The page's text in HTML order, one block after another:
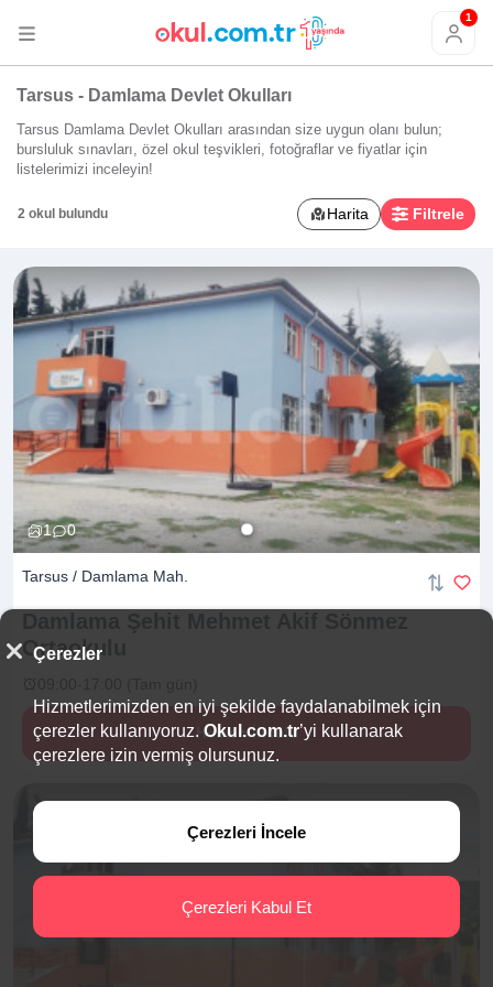
1
Tarsus - Damlama Devlet Okulları
Tarsus Damlama Devlet Okulları arasından size uygun olanı bulun;
bursluluk sınavları, özel okul teşvikleri, fotoğraflar ve fiyatlar için
listelerimizi inceleyin!
2 okul bulundu Harita Filtrele
1 0
Tarsus / Damlama Mah.
Ortaokulu
Hemen İncele
Çerezler
Hizmetlerimizden en iyi şekilde faydalanabilmek için
çerezler kullanıyoruz. Okul.com.tr’yi kullanarak
çerezlere izin vermiş olursunuz.
Çerezleri İncele
Çerezleri Kabul Et